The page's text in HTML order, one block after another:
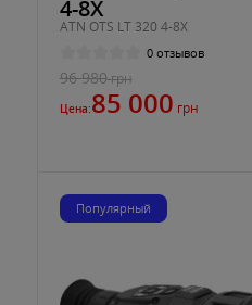
4-8X
ATN OTS LT 320 4-8X
0 отзывов
96 980грн
Цена:85 000 грн
Популярный